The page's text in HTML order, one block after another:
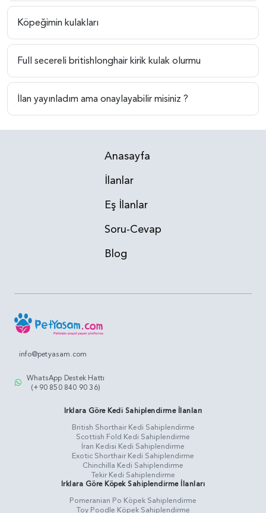
Köpeğimin kulakları
Full secereli britishlonghair kirik kulak olurmu
İlan yayınladım ama onaylayabilir misiniz ?
Anasayfa
İlanlar
Eş İlanlar
Soru-Cevap
Blog
info@petyasam.com
WhatsApp Destek Hattı
(+90 850 840 90 36)
Irklara Göre Kedi Sahiplendirme İlanları
British Shorthair Kedi Sahiplendirme
Scottish Fold Kedi Sahiplendirme
İran Kedisi Kedi Sahiplendirme
Exotic Shorthair Kedi Sahiplendirme
Chinchilla Kedi Sahiplendirme
Tekir Kedi Sahiplendirme
Irklara Göre Köpek Sahiplendirme İlanları
Pomeranian Po Köpek Sahiplendirme
Toy Poodle Köpek Sahiplendirme